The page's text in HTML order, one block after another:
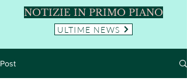
NOTIZIE IN PRIMO PIANO
ULTIME NEWS
Post